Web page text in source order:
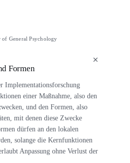
General Psychology
Formen
Implementationsforschung
einer Maßnahme, also den
und den Formen, also
mit denen diese Zwecke
dürfen an den lokalen
solange die Kernfunktionen
Anpassung ohne Verlust der